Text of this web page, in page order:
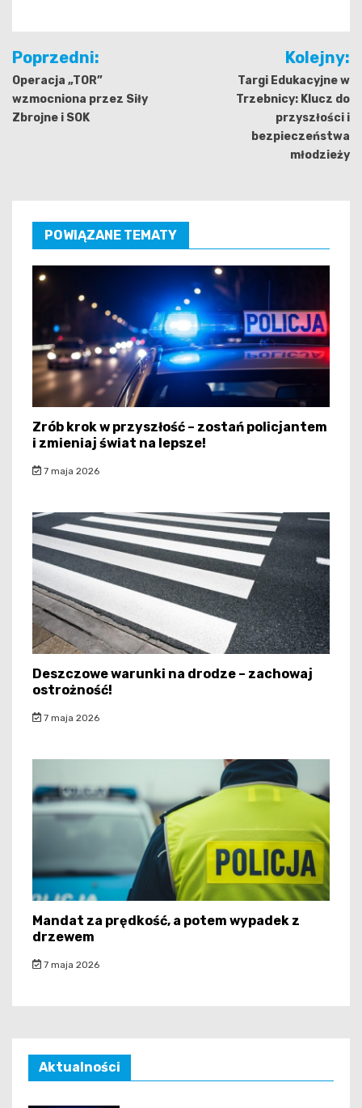
Nawigacja
wpisu
Poprzedni:
Operacja „TOR”
wzmocniona przez Siły
Zbrojne i SOK
Kolejny:
Targi Edukacyjne w
Trzebnicy: Klucz do
przyszłości i
bezpieczeństwa
młodzieży
POWIĄZANE TEMATY
Zrób krok w przyszłość – zostań policjantem
i zmieniaj świat na lepsze!
7 maja 2026
Deszczowe warunki na drodze – zachowaj
ostrożność!
7 maja 2026
Mandat za prędkość, a potem wypadek z
drzewem
7 maja 2026
Aktualności